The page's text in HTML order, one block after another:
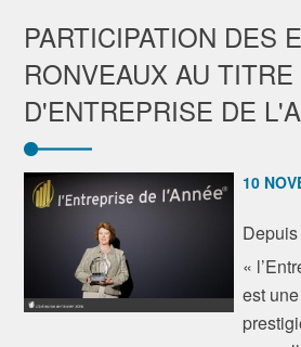
PARTICIPATION DES
RONVEAUX AU TITRE
D'ENTREPRISE DE
10
«
est